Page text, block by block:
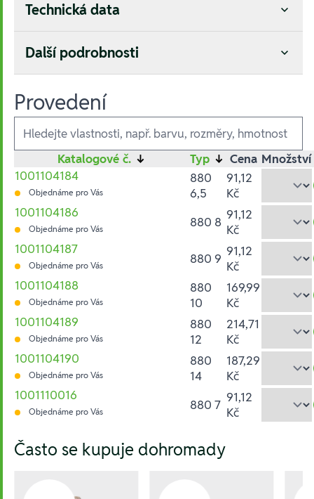
Technická data
Další podrobnosti
Provedení
Ausführungen
Katalogové č. ↓ Typ ↓ Cena Množství
1001104184
Objednáme pro Vás
880
6,5
91,12
Kč
1001104186
Objednáme pro Vás 880 8 91,12
Kč
1001104187
Objednáme pro Vás 880 9 91,12
Kč
1001104188
Objednáme pro Vás
880
10
169,99
Kč
1001104189
Objednáme pro Vás
880
12
214,71
Kč
1001104190
Objednáme pro Vás
880
14
187,29
Kč
1001110016
Objednáme pro Vás 880 7 91,12
Kč
Často se kupuje dohromady